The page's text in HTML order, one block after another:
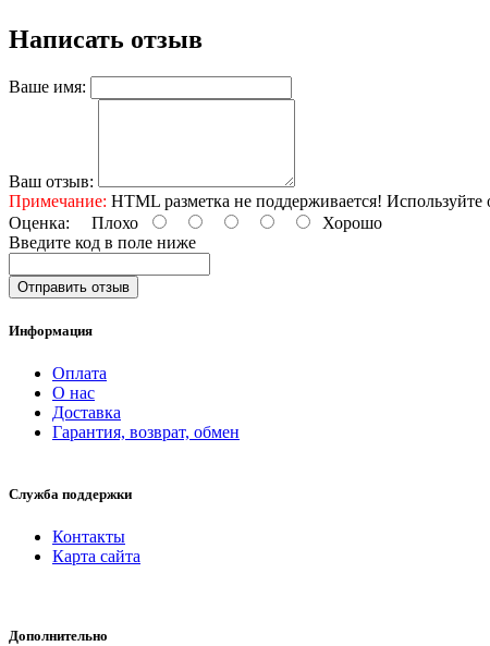
Написать отзыв
Ваше имя:
Ваш отзыв:
Примечание: HTML разметка не поддерживается! Используйте
Оценка: Плохо
Хорошо
Введите код в поле ниже
Отправить отзыв
Информация
Оплата
О нас
Доставка
Гарантия, возврат, обмен
Служба поддержки
Контакты
Карта сайта
Дополнительно